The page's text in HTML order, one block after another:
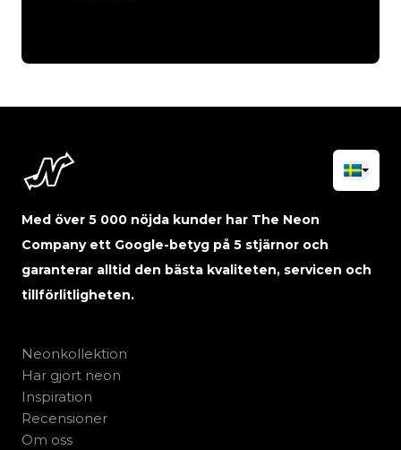
Med över 5 000 nöjda kunder har The Neon
Company ett Google-betyg på 5 stjärnor och
garanterar alltid den bästa kvaliteten, servicen och
tillförlitligheten.
Neonkollektion
Har gjort neon
Inspiration
Recensioner
Om oss